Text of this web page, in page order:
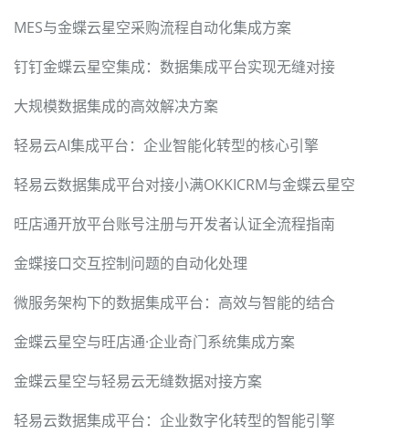
MES与金蝶云星空采购流程自动化集成方案
钉钉金蝶云星空集成：数据集成平台实现无缝对接
大规模数据集成的高效解决方案
轻易云AI集成平台：企业智能化转型的核心引擎
轻易云数据集成平台对接小满OKKICRM与金蝶云星空
旺店通开放平台账号注册与开发者认证全流程指南
金蝶接口交互控制问题的自动化处理
微服务架构下的数据集成平台：高效与智能的结合
金蝶云星空与旺店通·企业奇门系统集成方案
金蝶云星空与轻易云无缝数据对接方案
轻易云数据集成平台：企业数字化转型的智能引擎